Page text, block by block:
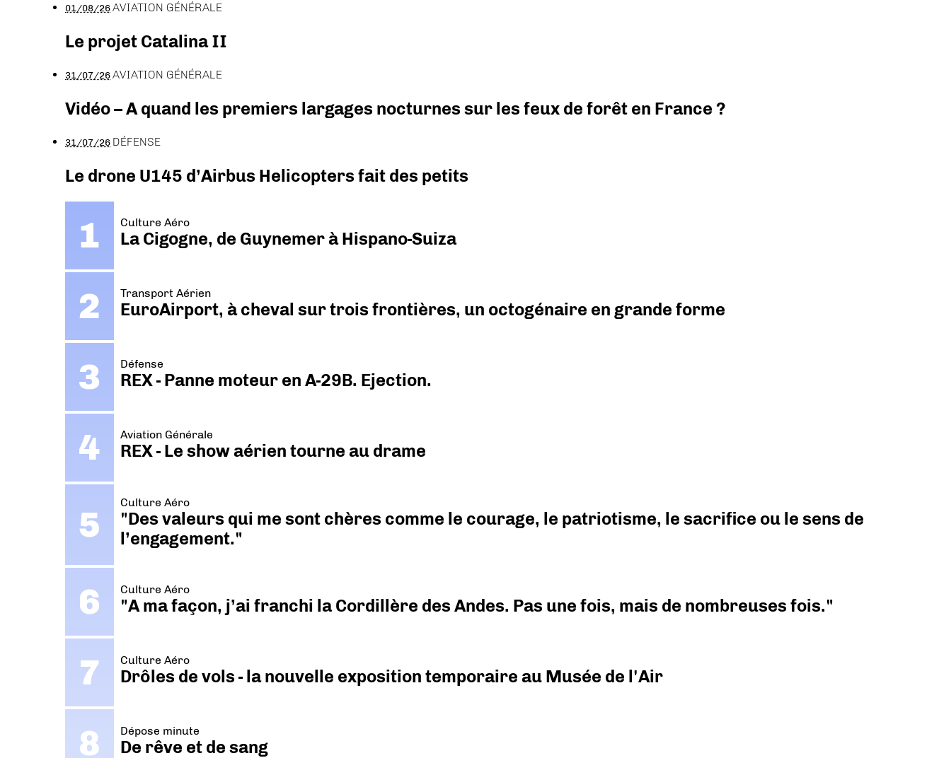
01/08/26AVIATION GÉNÉRALE
Le projet Catalina II
31/07/26AVIATION GÉNÉRALE
Vidéo – A quand les premiers largages nocturnes sur les feux de forêt en France ?
31/07/26 DÉFENSE
Le drone U145 d’Airbus Helicopters fait des petits
Culture Aéro
La Cigogne, de Guynemer à Hispano-Suiza
Transport Aérien
EuroAirport, à cheval sur trois frontières, un octogénaire en grande forme
Défense
REX - Panne moteur en A-29B. Ejection.
Aviation Générale
REX - Le show aérien tourne au drame
Culture Aéro
"Des valeurs qui me sont chères comme le courage, le patriotisme, le sacrifice ou le sens de
l’engagement."
Culture Aéro
"A ma façon, j’ai franchi la Cordillère des Andes. Pas une fois, mais de nombreuses fois."
Culture Aéro
Drôles de vols - la nouvelle exposition temporaire au Musée de l'Air
Dépose minute
De rêve et de sang